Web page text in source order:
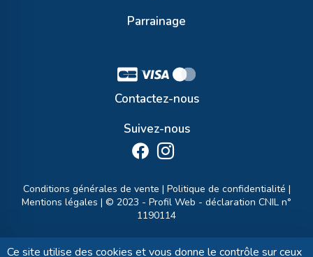
Parrainage
Contactez-nous
Suivez-nous
Conditions générales de vente | Politique de confidentialité |
Mentions légales | © 2023 - Profil Web - déclaration CNIL n°
1190114
Ce site utilise des cookies et vous donne le contrôle sur ceux